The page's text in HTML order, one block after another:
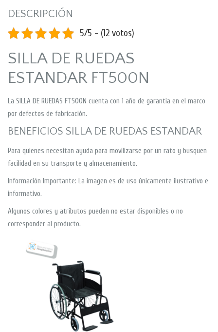
DESCRIPCIÓN
5/5 - (12 votos)
SILLA DE RUEDAS
ESTANDAR FT500N
La SILLA DE RUEDAS FT500N cuenta con 1 año de garantia en el marco
por defectos de fabricación.
BENEFICIOS SILLA DE RUEDAS ESTANDAR
Para quienes necesitan ayuda para movilizarse por un rato y busquen
facilidad en su transporte y almacenamiento.
Información Importante: La imagen es de uso únicamente ilustrativo e
informativo.
Algunos colores y atributos pueden no estar disponibles o no
corresponder al producto.